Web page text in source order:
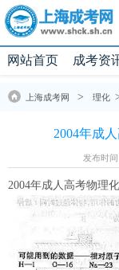
网站首页 成考资
上海成考网 > 理化
2004年成
发布时
2004年成人高考物理